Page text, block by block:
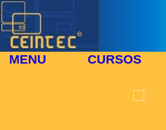
MENU CURSOS
⬜
DATOS